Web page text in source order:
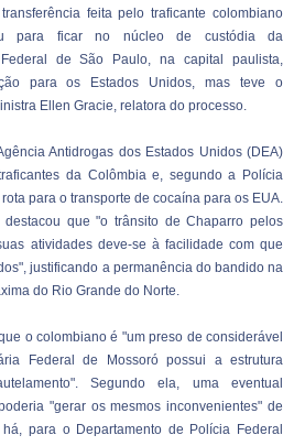
feita pelo traficante colombiano
para ficar no núcleo de custódia da
de São Paulo, na capital paulista,
para os Estados Unidos, mas teve o
Ellen Gracie, relatora do processo.
Antidrogas dos Estados Unidos (DEA)
da Colômbia e, segundo a Polícia
para o transporte de cocaína para os EUA.
que "o trânsito de Chaparro pelos
atividades deve-se à facilidade com que
justificando a permanência do bandido na
do Rio Grande do Norte.
o colombiano é "um preso de considerável
Federal de Mossoró possui a estrutura
Segundo ela, uma eventual
"gerar os mesmos inconvenientes" de
para o Departamento de Polícia Federal